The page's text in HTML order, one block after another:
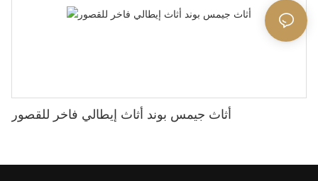
أثاث جيمس بوند أثاث إيطالي فاخر للقصور